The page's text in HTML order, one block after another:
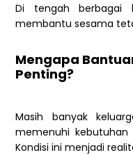
Di tengah berbagai
membantu sesama
Mengapa
Penting?
Masih banyak
memenuhi
Kondisi ini menjadi